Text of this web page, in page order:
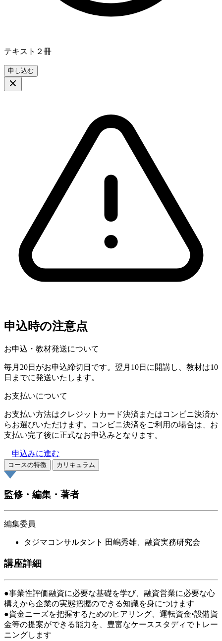
テキスト２冊
申し込む
申込時の注意点
お申込・教材発送について
毎月20日がお申込締切日です。翌月10日に開講し、教材は10
日までに発送いたします。
お支払いについて
お支払い方法はクレジットカード決済またはコンビニ決済か
らお選びいただけます。コンビニ決済をご利用の場合は、お
支払い完了後に正式なお申込みとなります。
申込みに進む
コースの特徴 カリキュラム
監修・編集・著者
編集委員
タジマコンサルタント 田嶋秀雄、融資実務研究会
講座詳細
●事業性評価融資に必要な基礎を学び、融資営業に必要な心
構えから企業の実態把握のできる知識を身につけます
●資金ニーズを把握するためのヒアリング、運転資金•設備資
金等の提案ができる能力を、豊富なケーススタディでトレー
ニングします